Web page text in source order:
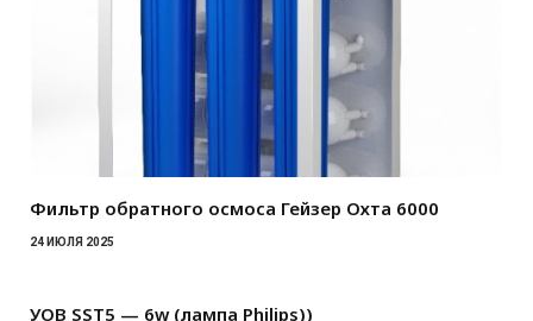
Фильтр обратного осмоса Гейзер Охта 6000
24 ИЮЛЯ 2025
УОВ SST5 — 6w (лампа Philips))